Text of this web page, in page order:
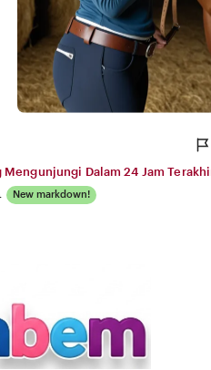
Dalam 24 Jam
New markdown!